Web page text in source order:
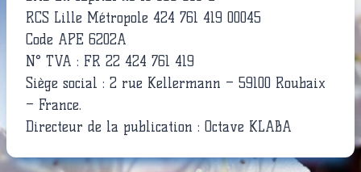
RCS Lille Métropole 424 761 419 00045
Code APE 6202A
N° TVA : FR 22 424 761 419
Siège social : 2 rue Kellermann – 59100 Roubaix
– France.
Directeur de la publication : Octave KLABA